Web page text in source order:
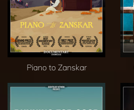
Piano to Zanskar